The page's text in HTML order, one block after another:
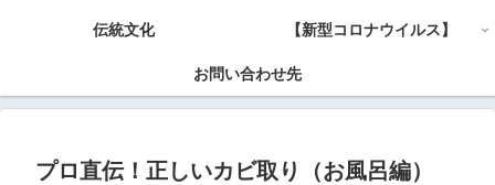
伝統文化 【新型コロナウイルス】
お問い合わせ先
プロ直伝！正しいカビ取り（お風呂編）